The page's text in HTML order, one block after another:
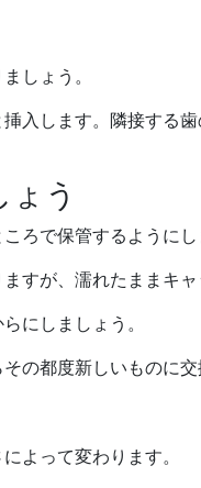
しょう。
入します。隣接する
う
ろで保管するようにし
すが、濡れたままキ
にしましょう。
の都度新しいものに交
よって変わります。